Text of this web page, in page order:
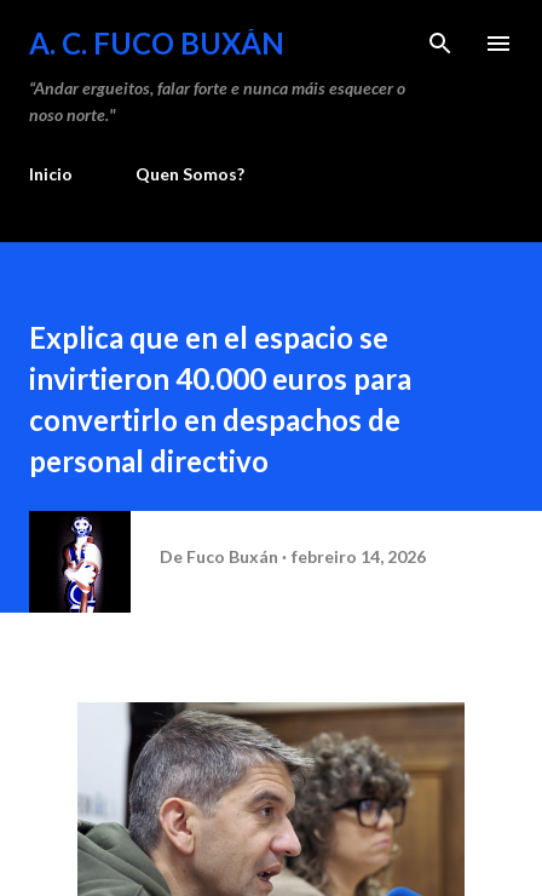
Saltar ao contido principal
A. C. FUCO BUXÁN
“Andar ergueitos, falar forte e nunca máis esquecer o
noso norte."
Inicio Quen Somos?
Explica que en el espacio se
invirtieron 40.000 euros para
convertirlo en despachos de
personal directivo
De Fuco Buxán febreiro 14, 2026